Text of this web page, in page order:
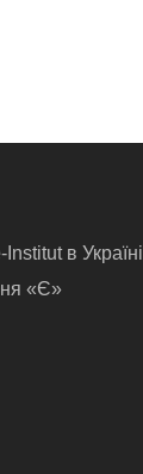
в Україні
«Є»